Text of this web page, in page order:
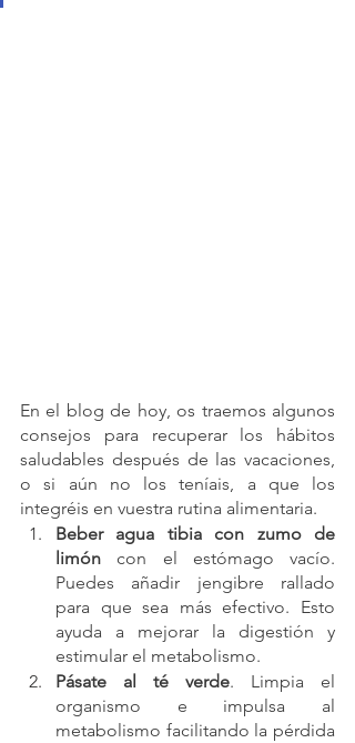
En el blog de hoy, os traemos algunos
consejos para recuperar los hábitos
saludables después de las vacaciones,
o si aún no los teníais, a que los
integréis en vuestra rutina alimentaria.
Beber agua tibia con zumo de
limón con el estómago vacío.
Puedes añadir jengibre rallado
para que sea más efectivo. Esto
ayuda a mejorar la digestión y
estimular el metabolismo.
Pásate al té verde. Limpia el
organismo e impulsa al
metabolismo facilitando la pérdida